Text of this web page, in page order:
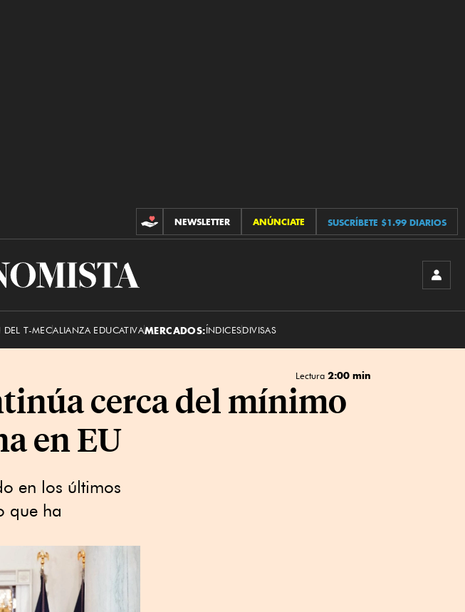
CONTRIBUCIONES
NEWSLETTER ANÚNCIATE SUSCRÍBETE $1.99 DIARIOS
DEL T-MECALIANZA EDUCATIVAMERCADOS:ÍNDICESDIVISAS
Lectura 2:00 min
cerca del mínimo
en EU
en los últimos
que ha